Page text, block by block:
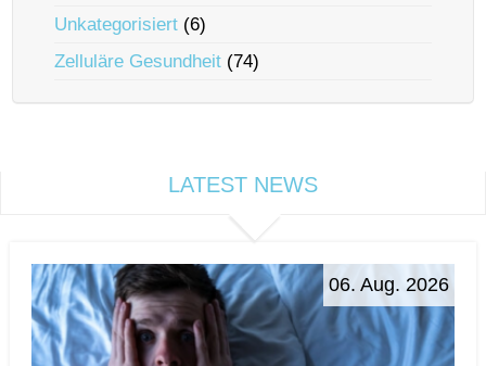
Unkategorisiert (6)
Zelluläre Gesundheit (74)
LATEST NEWS
06. Aug. 2026